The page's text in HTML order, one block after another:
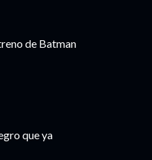
de Batman
que ya